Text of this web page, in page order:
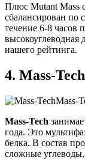
Плюс Mutant Mass
сбалансирован по
течение 6-8 часов
высокоуглеводная
нашего рейтинга.
4. Mass-Tech
Mass-Tech
года. Это
белка. В состав
сложные